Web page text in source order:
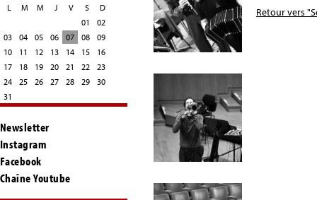
L M M J V S
D
01
02
03
04 05 06 07 08
09
10
11 12 13 14 15
16
17
18 19 20 21 22
23
24
25 26 27 28 29
30
31
Newsletter
Instagram
Facebook
Chaîne Youtube
Retour vers